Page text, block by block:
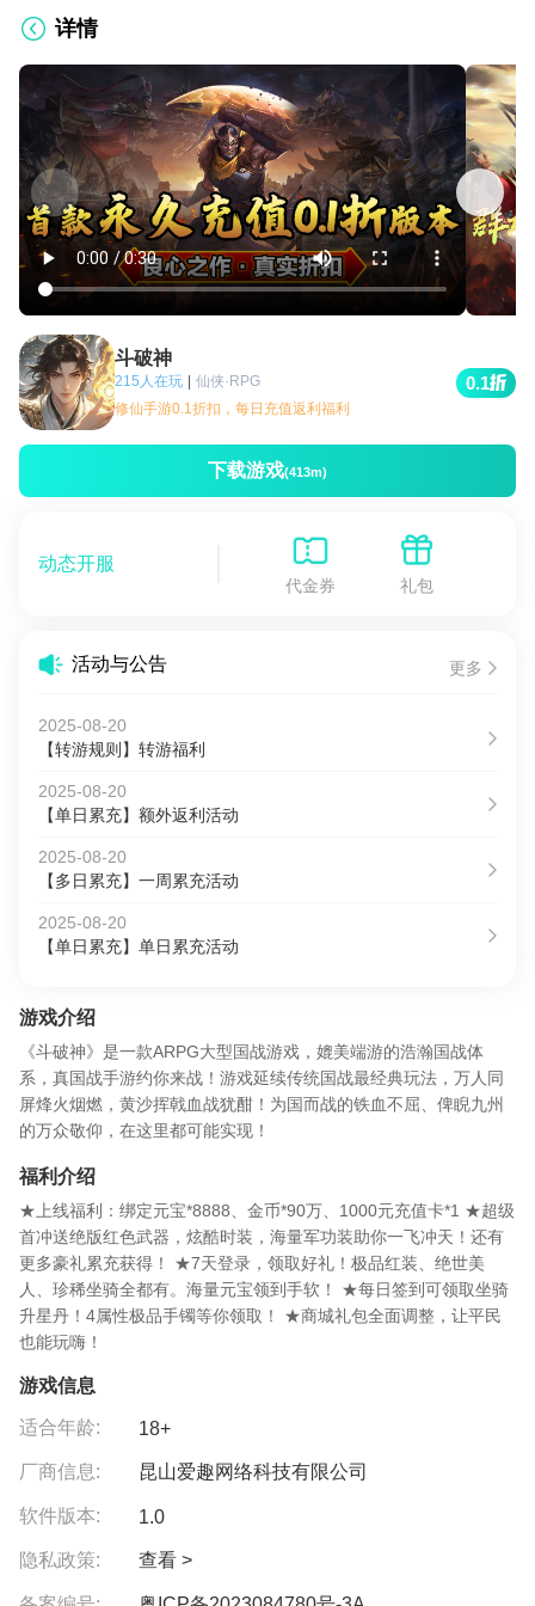
详情
斗破神
215人在玩 | 仙侠·RPG
修仙手游0.1折扣，每日充值返利福利
0.1
下载游戏(413m)
动态开服
代金券 礼包
活动与公告 更多
2025-08-20
【转游规则】转游福利
2025-08-20
【单日累充】额外返利活动
2025-08-20
【多日累充】一周累充活动
2025-08-20
【单日累充】单日累充活动
游戏介绍
《斗破神》是一款ARPG大型国战游戏，媲美端游的浩瀚国战体
系，真国战手游约你来战！游戏延续传统国战最经典玩法，万人同
屏烽火烟燃，黄沙挥戟血战犹酣！为国而战的铁血不屈、俾睨九州
的万众敬仰，在这里都可能实现！
福利介绍
★上线福利：绑定元宝*8888、金币*90万、1000元充值卡*1 ★超级
首冲送绝版红色武器，炫酷时装，海量军功装助你一飞冲天！还有
更多豪礼累充获得！ ★7天登录，领取好礼！极品红装、绝世美
人、珍稀坐骑全都有。海量元宝领到手软！ ★每日签到可领取坐骑
升星丹！4属性极品手镯等你领取！ ★商城礼包全面调整，让平民
也能玩嗨！
游戏信息
适合年龄: 18+
厂商信息: 昆山爱趣网络科技有限公司
软件版本: 1.0
隐私政策: 查看 >